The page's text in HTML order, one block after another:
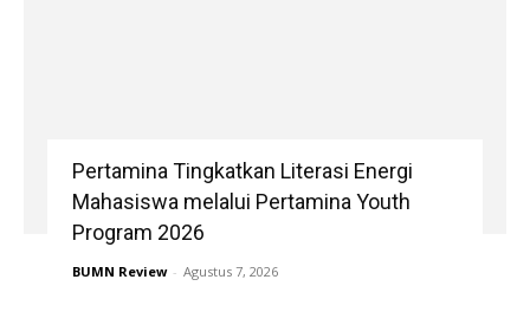
Pertamina Tingkatkan Literasi Energi
Mahasiswa melalui Pertamina Youth
Program 2026
BUMN Review - Agustus 7, 2026